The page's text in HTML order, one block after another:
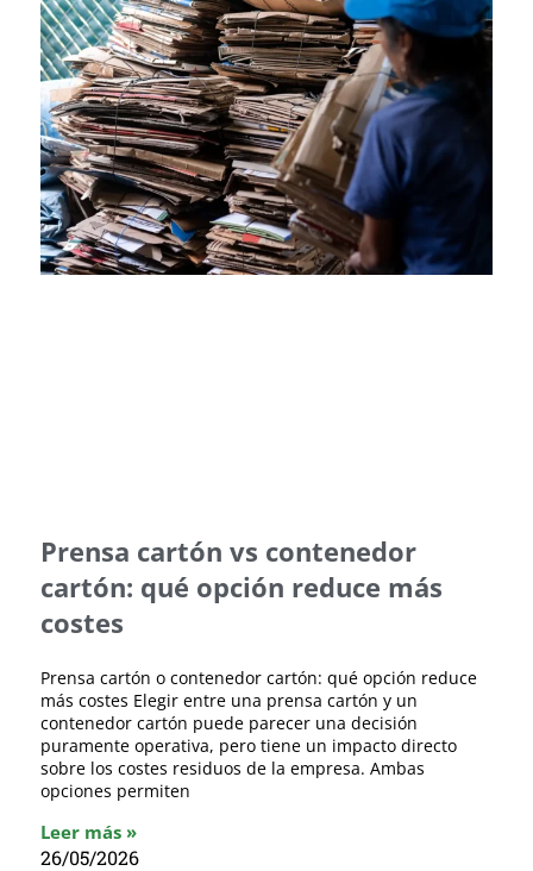
Prensa cartón vs contenedor
cartón: qué opción reduce más
costes
Prensa cartón o contenedor cartón: qué opción reduce
más costes Elegir entre una prensa cartón y un
contenedor cartón puede parecer una decisión
puramente operativa, pero tiene un impacto directo
sobre los costes residuos de la empresa. Ambas
opciones permiten
Leer más »
26/05/2026